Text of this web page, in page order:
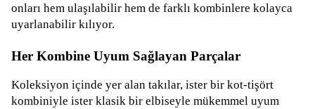
onları hem ulaşılabilir hem de farklı kombinlere kolayca
uyarlanabilir kılıyor.
Her Kombine Uyum Sağlayan Parçalar
Koleksiyon içinde yer alan takılar, ister bir kot-tişört
kombiniyle ister klasik bir elbiseyle mükemmel uyum